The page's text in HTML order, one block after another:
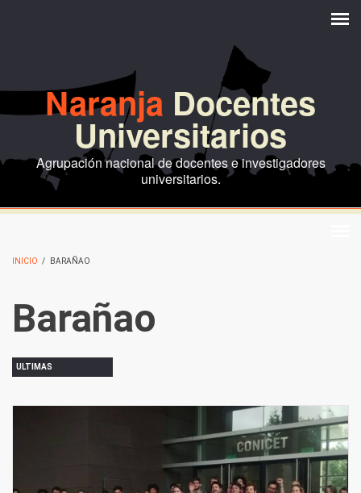
Naranja Docentes
Universitarios
Agrupación nacional de docentes e investigadores
universitarios.
INICIO / BARAÑAO
Barañao
ULTIMAS